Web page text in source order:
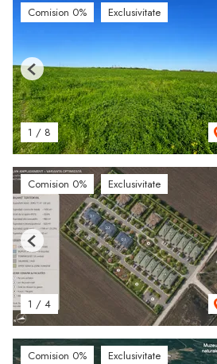
Comision 0% Exclusivitate
1 / 8
Previous
Comision 0% Exclusivitate
1 / 4
Previous
Comision 0% Exclusivitate